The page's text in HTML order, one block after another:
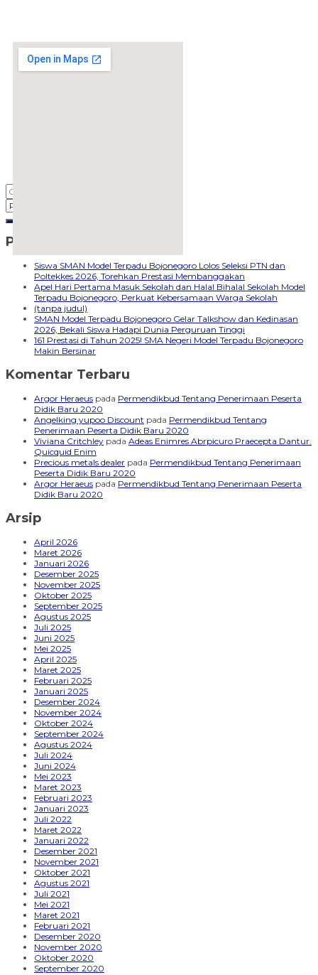
embedgooglemap.net
Pos-pos Terbaru
Siswa SMAN Model Terpadu Bojonegoro Lolos Seleksi PTN dan
Poltekkes 2026, Torehkan Prestasi Membanggakan
Apel Hari Pertama Masuk Sekolah dan Halal Bihalal Sekolah Model
Terpadu Bojonegoro, Perkuat Kebersamaan Warga Sekolah
(tanpa judul)
SMAN Model Terpadu Bojonegoro Gelar Talkshow dan Kedinasan
2026, Bekali Siswa Hadapi Dunia Perguruan Tinggi
161 Prestasi di Tahun 2025! SMA Negeri Model Terpadu Bojonegoro
Makin Bersinar
Komentar Terbaru
Argor Heraeus pada Permendikbud Tentang Penerimaan Peserta
Didik Baru 2020
Angelking yupoo Discount pada Permendikbud Tentang
Penerimaan Peserta Didik Baru 2020
Viviana Critchley pada Adeas Enimres Abrpicuro Praecepta Dantur.
Quicquid Enim
Precious metals dealer pada Permendikbud Tentang Penerimaan
Peserta Didik Baru 2020
Argor Heraeus pada Permendikbud Tentang Penerimaan Peserta
Didik Baru 2020
Arsip
April 2026
Maret 2026
Januari 2026
Desember 2025
November 2025
Oktober 2025
September 2025
Agustus 2025
Juli 2025
Juni 2025
Mei 2025
April 2025
Maret 2025
Februari 2025
Januari 2025
Desember 2024
November 2024
Oktober 2024
September 2024
Agustus 2024
Juli 2024
Juni 2024
Mei 2023
Maret 2023
Februari 2023
Januari 2023
Juli 2022
Maret 2022
Januari 2022
Desember 2021
November 2021
Oktober 2021
Agustus 2021
Juli 2021
Mei 2021
Maret 2021
Februari 2021
Desember 2020
November 2020
Oktober 2020
September 2020